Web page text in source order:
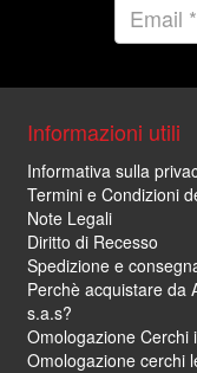
Informazioni utili
Informativa sulla
Termini e Condizioni
Note Legali
Diritto di Recesso
Spedizione e
Perchè acquistare da
s.a.s?
Omologazione Cerchi
Omologazione cerchi